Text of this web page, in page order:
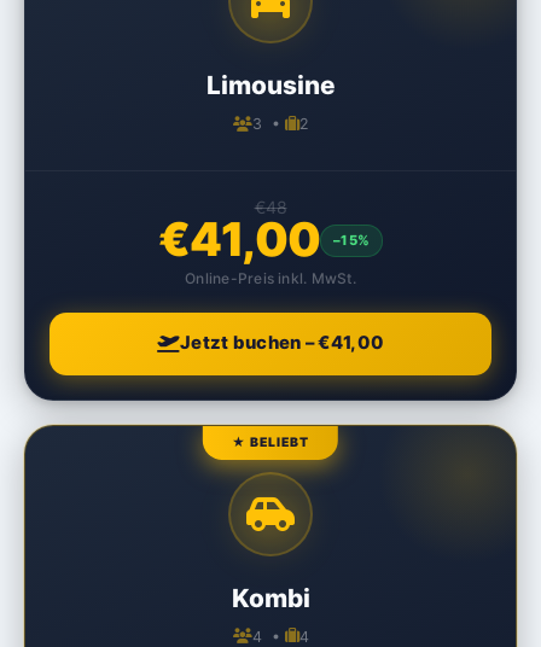
Limousine
3 • 2
€48
€41,00 –15%
Online-Preis inkl. MwSt.
Jetzt buchen – €41,00
★ BELIEBT
Kombi
4 • 4